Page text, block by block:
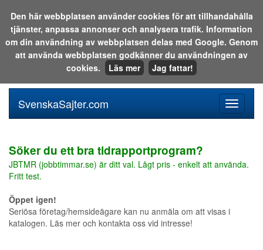
Sök i katalogen eller på webben:
meny
SvenskaSajter.com
Söker du ett bra tidrapportprogram?
JBTMR (jobbtimmar.se) är ditt val. Lågt pris - enkelt att använda.
Fritt test.
Öppet igen!
Seriösa företag/hemsideägare kan nu anmäla om att visas i
katalogen. Läs mer och kontakta oss vid intresse!
Den här webbplatsen använder cookies för att tillhandahålla
tjänster, anpassa annonser och analysera trafik. Information
om din användning av webbplatsen delas med Google. Genom
att använda webbplatsen godkänner du användningen av
cookies.
Läs mer Jag fattar!